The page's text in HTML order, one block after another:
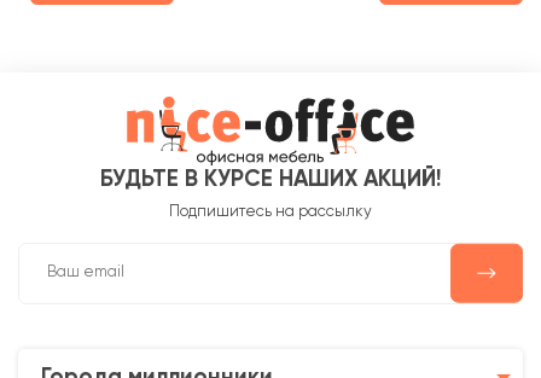
БУДЬТЕ В КУРСЕ НАШИХ АКЦИЙ!
Подпишитесь на рассылку